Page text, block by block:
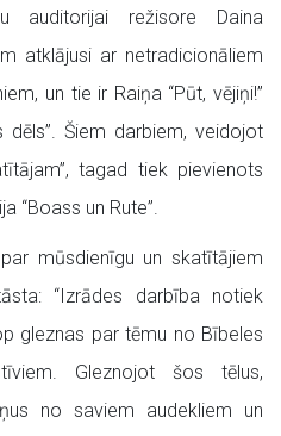
auditorijai režisore Daina
atklājusi ar netradicionāliem
un tie ir Raiņa “Pūt, vējiņi!”
dēls”. Šiem darbiem, veidojot
tagad tiek pievienots
“Boass un Rute”.
mūsdienīgu un skatītājiem
“Izrādes darbība notiek
gleznas par tēmu no Bībeles
Gleznojot šos tēlus,
no saviem audekliem un